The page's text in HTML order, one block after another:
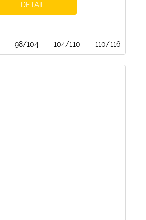
DETAIL
98/104 104/110 110/116